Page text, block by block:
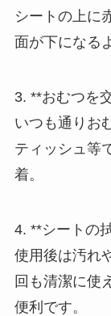
シートの上に
面が下になる
3. **おむつを
いつも通りお
ティッシュ等
着。
4. **シートの
使用後は汚れ
回も清潔に使
便利です。